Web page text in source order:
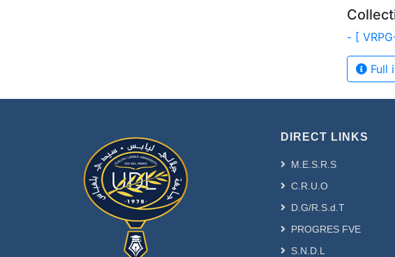
Full
DIRECT LINKS
M.E.S.R.S
C.R.U.O
D.G/R.S.d.T
PROGRES FVE
S.N.D.L